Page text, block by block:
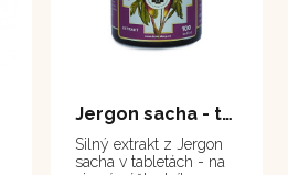
Jergon sacha - tablety 100 tablet
Silný extrakt z Jergon
sacha v tabletách - na